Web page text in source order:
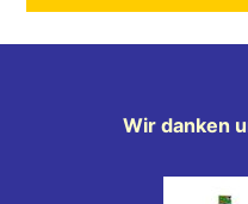
Wir danken